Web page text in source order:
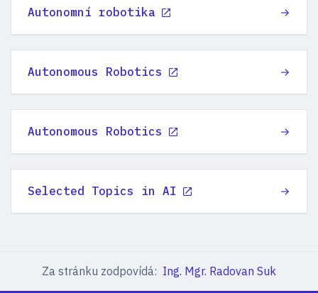
Autonomní robotika
Autonomous Robotics
Autonomous Robotics
Selected Topics in AI
Za stránku zodpovídá: Ing. Mgr. Radovan Suk